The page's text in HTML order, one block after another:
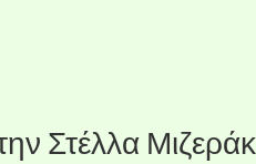
την Στέλλα